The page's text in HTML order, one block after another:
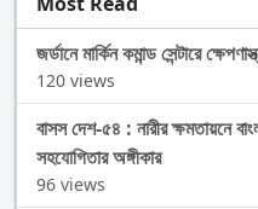
জর্ডানে মার্কিন কমান্ড সেন্টারে
120 views
বাসস দেশ-৫৪ : নারীর ক্ষমতায়নে
সহযোগিতার অঙ্গীকার
96 views